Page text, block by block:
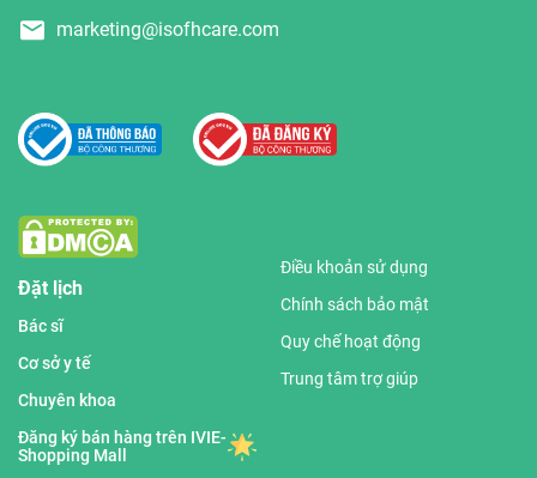
marketing@isofhcare.com
Đặt lịch
Bác sĩ
Cơ sở y tế
Chuyên khoa
Đăng ký bán hàng trên IVIE-
Shopping Mall
Điều khoản sử dụng
Chính sách bảo mật
Quy chế hoạt động
Trung tâm trợ giúp